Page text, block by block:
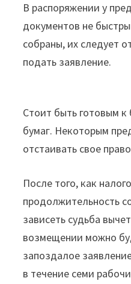
В распоряжении у
документов не
собраны, их следует
подать заявление.
Стоит быть готовым
бумаг. Некоторым
отстаивать свое
После того, как
продолжительность
зависеть судьба
возмещении можно
запоздалое
в течение семи